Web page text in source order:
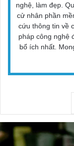
nghệ, làm đẹp.
cử nhân phần
cứu thông tin về
pháp công nghệ
bổ ích nhất.